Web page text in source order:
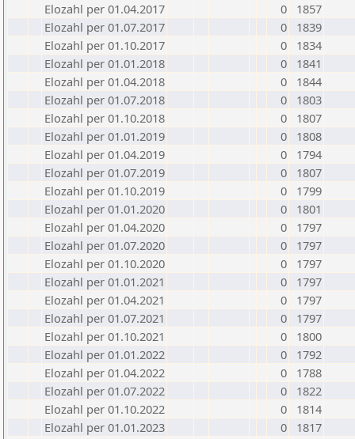
Elozahl per 01.04.2017
0
1857
Elozahl per 01.07.2017
0
1839
Elozahl per 01.10.2017
0
1834
Elozahl per 01.01.2018
0
1841
Elozahl per 01.04.2018
0
1844
Elozahl per 01.07.2018
0
1803
Elozahl per 01.10.2018
0
1807
Elozahl per 01.01.2019
0
1808
Elozahl per 01.04.2019
0
1794
Elozahl per 01.07.2019
0
1807
Elozahl per 01.10.2019
0
1799
Elozahl per 01.01.2020
0
1801
Elozahl per 01.04.2020
0
1797
Elozahl per 01.07.2020
0
1797
Elozahl per 01.10.2020
0
1797
Elozahl per 01.01.2021
0
1797
Elozahl per 01.04.2021
0
1797
Elozahl per 01.07.2021
0
1797
Elozahl per 01.10.2021
0
1800
Elozahl per 01.01.2022
0
1792
Elozahl per 01.04.2022
0
1788
Elozahl per 01.07.2022
0
1822
Elozahl per 01.10.2022
0
1814
Elozahl per 01.01.2023
0
1817